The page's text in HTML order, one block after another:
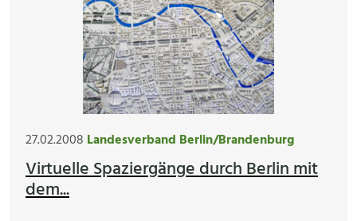
27.02.2008 Landesverband Berlin/Brandenburg
Virtuelle Spaziergänge durch Berlin mit
dem...